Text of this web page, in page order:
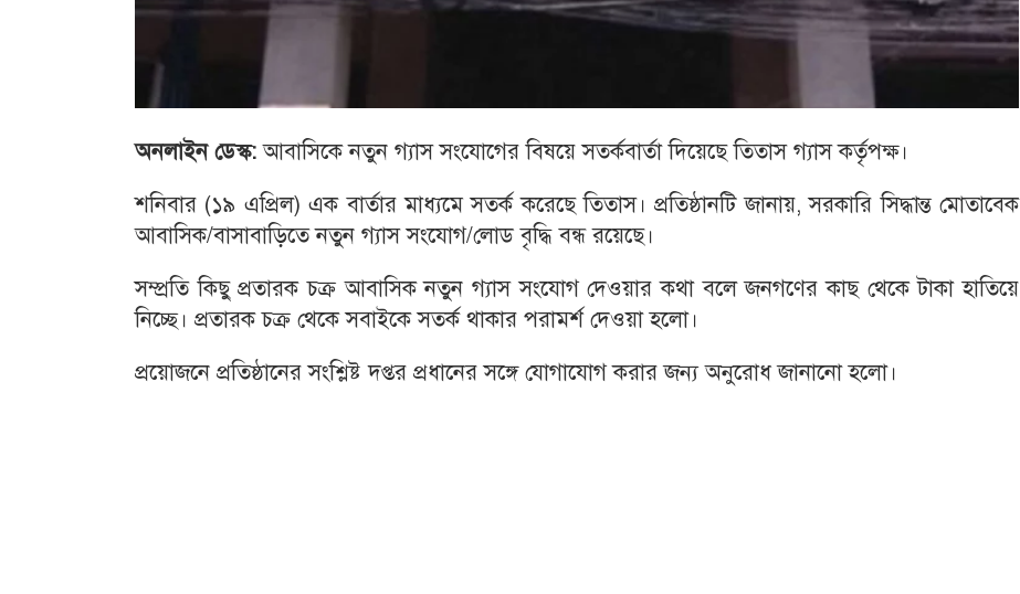
অনলাইন ডেস্ক:আবাসিকে নতুন গ্যাস সংযোগের বিষয়ে সতর্কবার্তা দিয়েছে তিতাস গ্যাস কর্তৃপক্ষ।
শনিবার (১৯ এপ্রিল) এক বার্তার মাধ্যমে সতর্ক করেছে তিতাস। প্রতিষ্ঠানটি জানায়, সরকারি সিদ্ধান্ত মোতাবেক
আবাসিক/বাসাবাড়িতে নতুন গ্যাস সংযোগ/লোড বৃদ্ধি বন্ধ রয়েছে।
সম্প্রতি কিছু প্রতারক চক্র আবাসিক নতুন গ্যাস সংযোগ দেওয়ার কথা বলে জনগণের কাছ থেকে টাকা হাতিয়ে
নিচ্ছে। প্রতারক চক্র থেকে সবাইকে সতর্ক থাকার পরামর্শ দেওয়া হলো।
প্রয়োজনে প্রতিষ্ঠানের সংশ্লিষ্ট দপ্তর প্রধানের সঙ্গে যোগাযোগ করার জন্য অনুরোধ জানানো হলো।